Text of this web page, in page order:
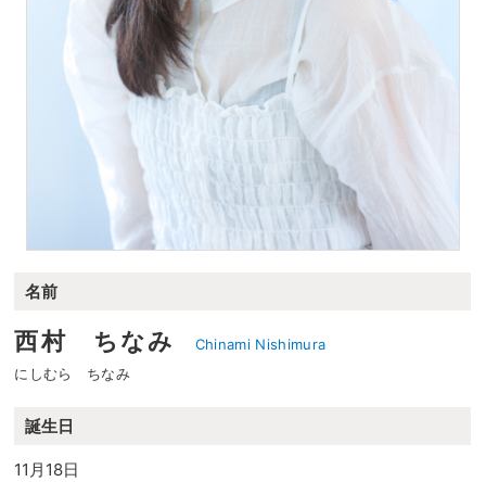
名前
西村 ちなみ
Chinami Nishimura
にしむら ちなみ
誕生日
11月18日